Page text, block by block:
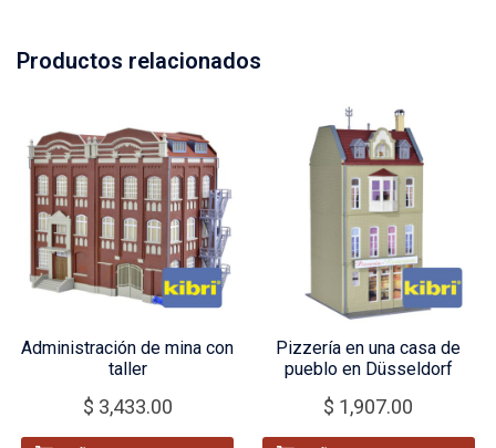
Productos relacionados
Administración de mina con
taller
$ 3,433.00
Pizzería en una casa de
pueblo en Düsseldorf
$ 1,907.00